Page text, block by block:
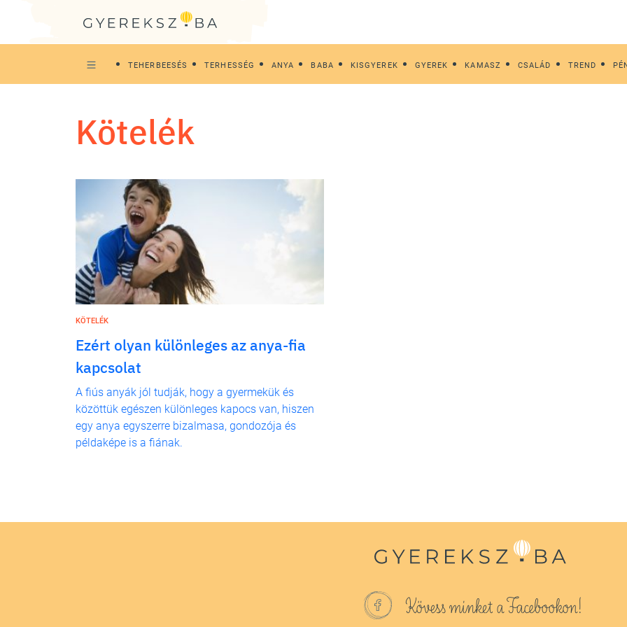
TEHERBEESÉS TERHESSÉG ANYA BABA KISGYEREK GYEREK KAMASZ CSALÁD TREND
kötelék
KÖTELÉK
Ezért olyan különleges az anya-fia
kapcsolat
A fiús anyák jól tudják, hogy a gyermekük és
közöttük egészen különleges kapocs van, hiszen
egy anya egyszerre bizalmasa, gondozója és
példaképe is a fiának.
Kövess minket a Facebookon!